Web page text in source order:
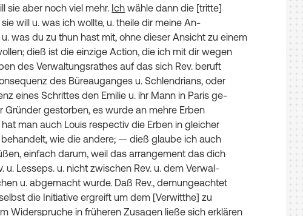
sie aber noch viel mehr. Ich wähle dann die [tritte]
sie will u. was ich wollte, u. theile dir meine An-
u. was du zu thun hast mit, ohne dieser Ansicht zu einem
; dieß ist die einzige Action, die ich mit dir wegen
des Verwaltungsrathes aufdas sich Rev. beruft
des Büreauganges u. Schlendrians, oder
eines Schrittes den Emilie u. ihr Mann in Paris ge-
Gründer gestorben, es wurde an mehre Erben
hat man auch Louis respectiv die Erben in gleicher
behandelt, wie die andere; — dieß glaube ich auch
, einfach darum, weil das arrangement das dich
. u. Lesseps. u. nicht zwischen Rev. u. dem Verwal-
u. abgemacht wurde. Daß Rev., demungeachtet
die Initiative ergreift um dem [Verwitthe] zu
Widerspruche in früheren Zusagen ließe sich erklären